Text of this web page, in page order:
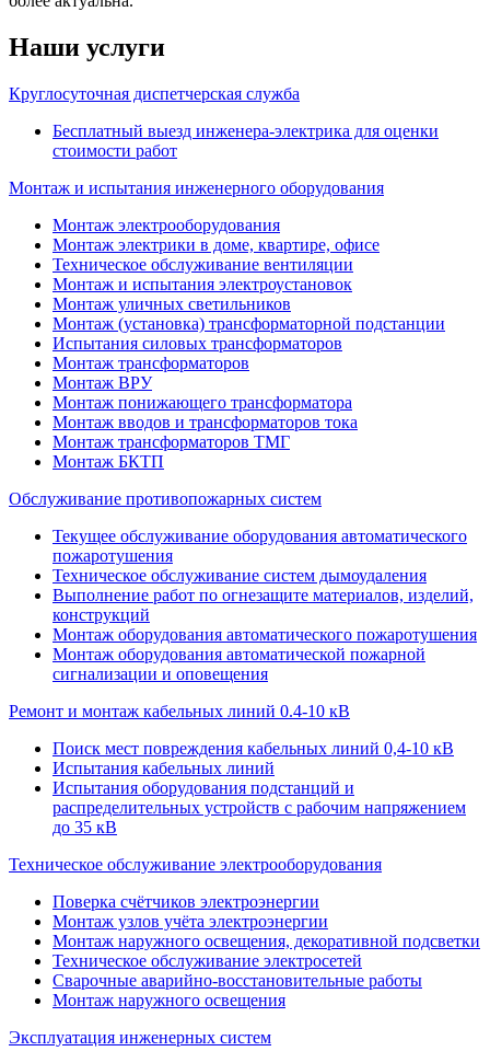
Наши услуги
Круглосуточная диспетчерская служба
Бесплатный выезд инженера-электрика для оценки
стоимости работ
Монтаж и испытания инженерного оборудования
Монтаж электрооборудования
Монтаж электрики в доме, квартире, офисе
Техническое обслуживание вентиляции
Монтаж и испытания электроустановок
Монтаж уличных светильников
Монтаж (установка) трансформаторной подстанции
Испытания силовых трансформаторов
Монтаж трансформаторов
Монтаж ВРУ
Монтаж понижающего трансформатора
Монтаж вводов и трансформаторов тока
Монтаж трансформаторов ТМГ
Монтаж БКТП
Обслуживание противопожарных систем
Текущее обслуживание оборудования автоматического
пожаротушения
Техническое обслуживание систем дымоудаления
Выполнение работ по огнезащите материалов, изделий,
конструкций
Монтаж оборудования автоматического пожаротушения
Монтаж оборудования автоматической пожарной
сигнализации и оповещения
Ремонт и монтаж кабельных линий 0.4-10 кВ
Поиск мест повреждения кабельных линий 0,4-10 кВ
Испытания кабельных линий
Испытания оборудования подстанций и
распределительных устройств с рабочим напряжением
до 35 кВ
Техническое обслуживание электрооборудования
Поверка счётчиков электроэнергии
Монтаж узлов учёта электроэнергии
Монтаж наружного освещения, декоративной подсветки
Техническое обслуживание электросетей
Сварочные аварийно-восстановительные работы
Монтаж наружного освещения
Эксплуатация инженерных систем